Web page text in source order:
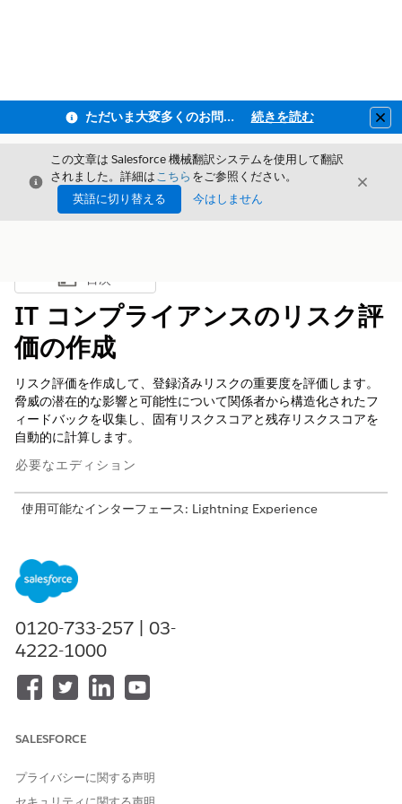
ただいま大変多くのお問い合わせをいただいており、ご連絡までにお時間を頂戴しております 続きを読む
閉じる
この文章は Salesforce 機械翻訳システムを使用して翻訳
されました。詳細はこちら をご参照ください。
英語に切り替える
今はしません
閉じる
目次を表示
目次
IT コンプライアンスのリスク評
価の作成
リスク評価を作成して、登録済みリスクの重要度を評価します。
脅威の潜在的な影響と可能性について関係者から構造化されたフ
ィードバックを収集し、固有リスクスコアと残存リスクスコアを
自動的に計算します。
必要なエディション
使用可能なインターフェース: Lightning Experience
Enterprise
Edition。
必要なユーザー権限
リスク評価を作成する
リスク評価では、1 つのリスクの構造化されたレビューが固定さ
係者が評価を行ったときの影響スコアと可能性スコアを取得しま
て固有のリスクスコアを計算し、緩和策をリスクに対応付けると
きに残りのスコアを再計算します。
0120-733-257 | 03-
4222-1000
SALESFORCE
プライバシーに関する声明